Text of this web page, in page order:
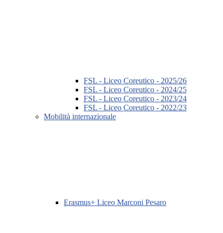
FSL - Liceo Coreutico - 2025/26
FSL - Liceo Coreutico - 2024/25
FSL - Liceo Coreutico - 2023/24
FSL - Liceo Coreutico - 2022/23
Mobilità internazionale
Erasmus+ Liceo Marconi Pesaro